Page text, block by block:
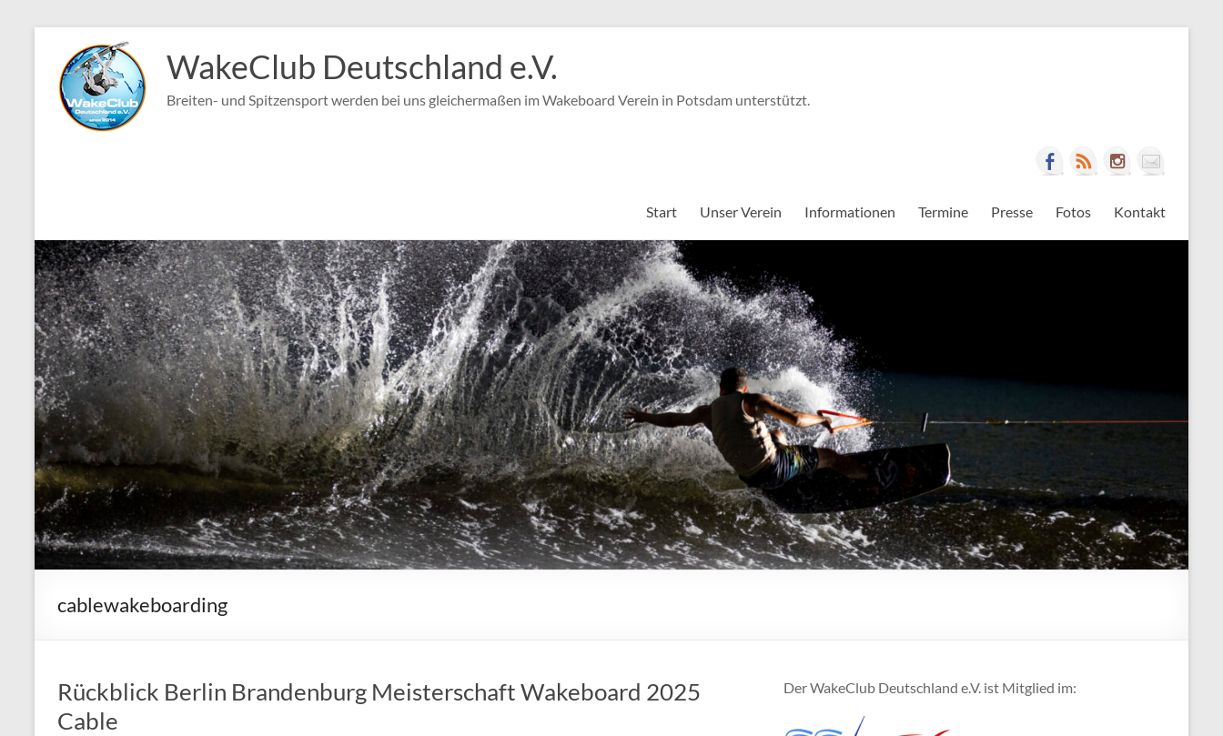
springen
WakeClub Deutschland e.V.
Breiten- und Spitzensport werden bei uns gleichermaßen im Wakeboard Verein in Potsdam unterstützt.
Start Unser Verein Informationen Termine Presse Fotos Kontakt
cablewakeboarding
Rückblick Berlin Brandenburg Meisterschaft Wakeboard 2025
Cable
Der WakeClub Deutschland e.V. ist Mitglied im: